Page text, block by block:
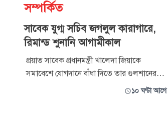
সম্পর্কিত
সাবেক যুগ্ম সচিব জগলুল কারাগারে,
রিমান্ড শুনানি আগামীকাল
প্রয়াত সাবেক প্রধানমন্ত্রী খালেদা জিয়াকে
সমাবেশে যোগদানে বাঁধা দিতে তার গুলশানের
বাসভবনে সামনে বালুভর্তি ট্রাক রেখে প্রতিবন্ধকতা
১০ ঘণ্টা আগে